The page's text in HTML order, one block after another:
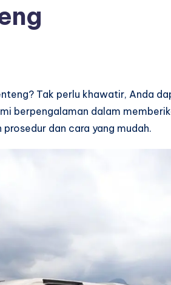
Tak perlu khawatir, Anda
berpengalaman dalam
dan cara yang mudah.